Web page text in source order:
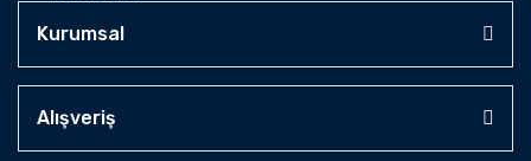
Kurumsal
Alışveriş